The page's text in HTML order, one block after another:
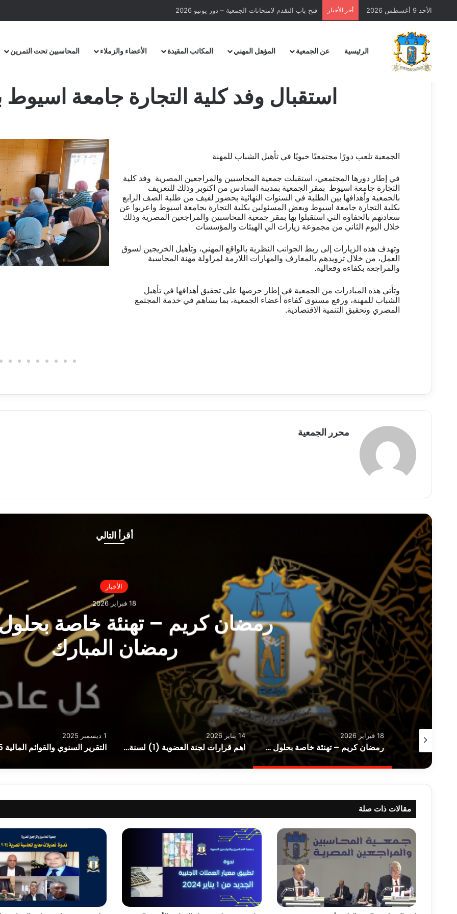
الأحد 9 أغسطس 2026 أخر الأخبار فتح باب التقدم لامتحانات الجمعية – دور يونيو 2026
الرئيسية عن الجمعية المؤهل المهني المكاتب المقيدة الأعضاء والزملاء المحاسبين تحت التمرين
استقبال وفد كلية التجارة جامعة اسيوط
الجمعية تلعب دورًا مجتمعيًا حيويًا في تأهيل الشباب للمهنة
في إطار دورها المجتمعي، استقبلت جمعية المحاسبين والمراجعين المصرية وفد كلية
التجارة جامعة اسيوط بمقر الجمعية بمدينة السادس من اكتوبر وذلك للتعريف
بالجمعية وأهدافها بين الطلبة في السنوات النهائية بحضور لفيف من طلبة الصف الرابع
بكلية التجارة جامعة اسيوط وبعض المسئولين بكلية التجارة بجامعة اسيوط واعربوا عن
سعادتهم بالحفاوه التي استقبلوا بها بمقر جمعية المحاسبين والمراجعين المصرية وذلك
خلال اليوم الثاني من مجموعة زيارات الي الهيئات والمؤسسات
وتهدف هذه الزيارات إلى ربط الجوانب النظرية بالواقع المهني، وتأهيل الخريجين لسوق
العمل، من خلال تزويدهم بالمعارف والمهارات اللازمة لمزاولة مهنة المحاسبة
والمراجعة بكفاءة وفعالية.
وتأتي هذه المبادرات من الجمعية في إطار حرصها على تحقيق أهدافها في تأهيل
الشباب للمهنة، ورفع مستوى كفاءة أعضاء الجمعية، بما يساهم في خدمة المجتمع
المصري وتحقيق التنمية الاقتصادية.
محرر الجمعية
أقرأ التالي
الأخبار
18 فبراير 2026
رمضان كريم – تهنئة خاصة
رمضان المبارك
18 فبراير 2026
رمضان كريم – تهنئة خاصة بحلول شهر رمضان المبارك
14 يناير 2026
اهم قرارات لجنة العضوية (1) لسنة 2026
1 ديسمبر 2025
مقالات ذات صلة